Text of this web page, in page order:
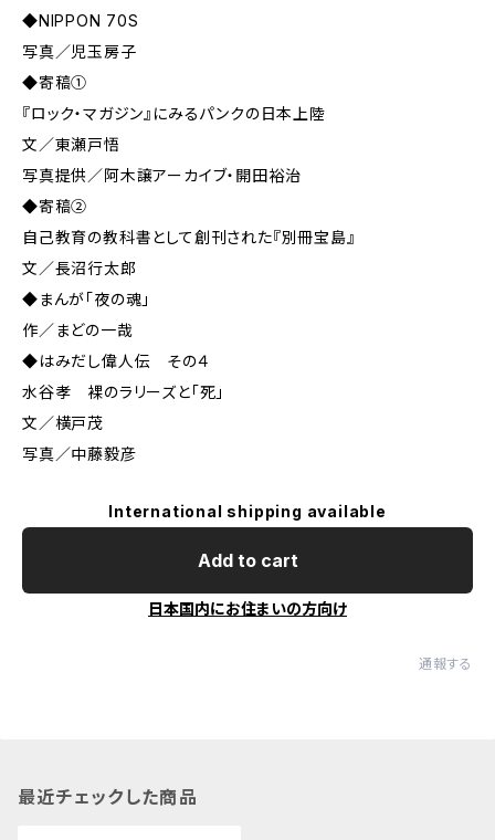
◆NIPPON 70S
写真／児玉房子
◆寄稿①
『ロック・マガジン』にみるパンクの日本上陸
文／東瀬戸悟
写真提供／阿木譲アーカイブ・開田裕治
◆寄稿②
自己教育の教科書として創刊された『別冊宝島』
文／長沼行太郎
◆まんが「夜の魂」
作／まどの一哉
◆はみだし偉人伝 その４
水谷孝 裸のラリーズと「死」
文／横戸茂
写真／中藤毅彦
International shipping available
Add to cart
日本国内にお住まいの方向け
通報する
最近チェックした商品